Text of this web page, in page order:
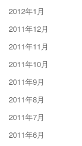
2012年1月
2011年12月
2011年11月
2011年10月
2011年9月
2011年8月
2011年7月
2011年6月